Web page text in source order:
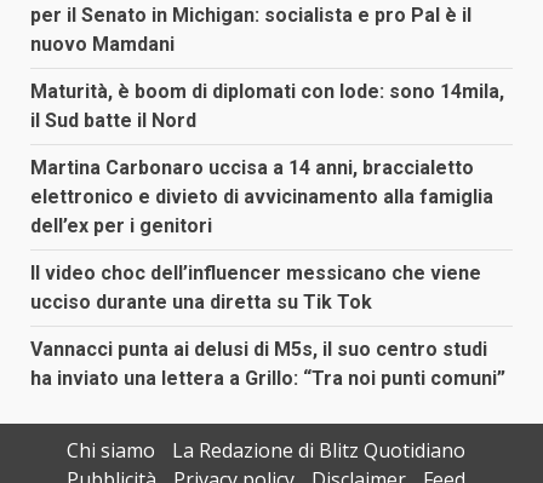
per il Senato in Michigan: socialista e pro Pal è il
nuovo Mamdani
Maturità, è boom di diplomati con lode: sono 14mila,
il Sud batte il Nord
Martina Carbonaro uccisa a 14 anni, braccialetto
elettronico e divieto di avvicinamento alla famiglia
dell’ex per i genitori
Il video choc dell’influencer messicano che viene
ucciso durante una diretta su Tik Tok
Vannacci punta ai delusi di M5s, il suo centro studi
ha inviato una lettera a Grillo: “Tra noi punti comuni”
Chi siamo
La Redazione di Blitz Quotidiano